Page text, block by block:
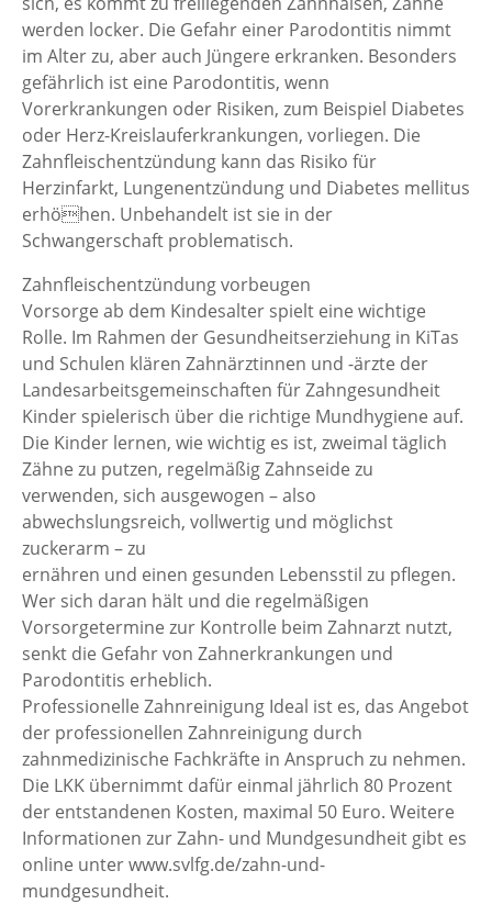
werden locker. Die Gefahr einer Parodontitis nimmt
im Alter zu, aber auch Jüngere erkranken. Besonders
gefährlich ist eine Parodontitis, wenn
Vorerkrankungen oder Risiken, zum Beispiel Diabetes
oder Herz-Kreislauferkrankungen, vorliegen. Die
Zahnfleischentzündung kann das Risiko für
Herzinfarkt, Lungenentzündung und Diabetes mellitus
erhöhen. Unbehandelt ist sie in der
Schwangerschaft problematisch.
Zahnfleischentzündung vorbeugen
Vorsorge ab dem Kindesalter spielt eine wichtige
Rolle. Im Rahmen der Gesundheitserziehung in KiTas
und Schulen klären Zahnärztinnen und -ärzte der
Landesarbeitsgemeinschaften für Zahngesundheit
Kinder spielerisch über die richtige Mundhygiene auf.
Die Kinder lernen, wie wichtig es ist, zweimal täglich
Zähne zu putzen, regelmäßig Zahnseide zu
verwenden, sich ausgewogen – also
abwechslungsreich, vollwertig und möglichst
zuckerarm – zu
ernähren und einen gesunden Lebensstil zu pflegen.
Wer sich daran hält und die regelmäßigen
Vorsorgetermine zur Kontrolle beim Zahnarzt nutzt,
senkt die Gefahr von Zahnerkrankungen und
Parodontitis erheblich.
Professionelle Zahnreinigung Ideal ist es, das Angebot
der professionellen Zahnreinigung durch
zahnmedizinische Fachkräfte in Anspruch zu nehmen.
Die LKK übernimmt dafür einmal jährlich 80 Prozent
der entstandenen Kosten, maximal 50 Euro. Weitere
Informationen zur Zahn- und Mundgesundheit gibt es
online unter www.svlfg.de/zahn-und-
mundgesundheit.